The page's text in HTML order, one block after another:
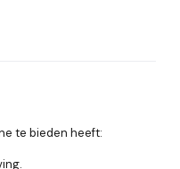
te bieden heeft: